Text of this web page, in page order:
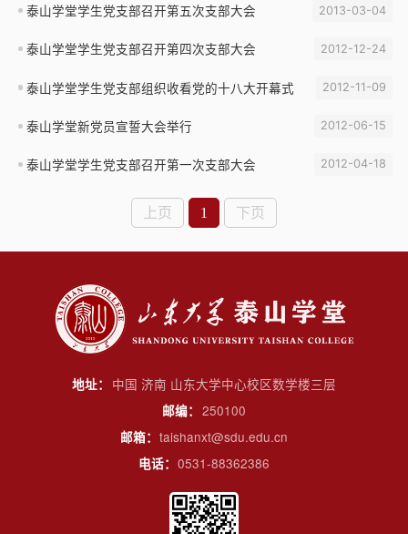
泰山学堂学生党支部召开第五次支部大会 2013-03-04
泰山学堂学生党支部召开第四次支部大会 2012-12-24
泰山学堂学生党支部组织收看党的十八大开幕式 2012-11-09
泰山学堂新党员宣誓大会举行 2012-06-15
泰山学堂学生党支部召开第一次支部大会 2012-04-18
上页 1 下页
地址： 中国 济南 山东大学中心校区数学楼三层
邮编： 250100
邮箱： taishanxt@sdu.edu.cn
电话： 0531-88362386